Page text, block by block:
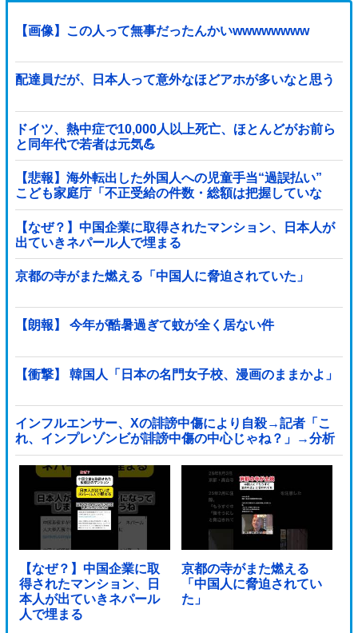
【画像】この人って無事だったんかいwwwwwwww
配達員だが、日本人って意外なほどアホが多いなと思う
ドイツ、熱中症で10,000人以上死亡、ほとんどがお前ら
と同年代で若者は元気💪
【悲報】海外転出した外国人への児童手当“過誤払い”
こども家庭庁「不正受給の件数・総額は把握していな
い」
【なぜ？】中国企業に取得されたマンション、日本人が
出ていきネパール人で埋まる
京都の寺がまた燃える「中国人に脅迫されていた」
【朗報】 今年が酷暑過ぎて蚊が全く居ない件
【衝撃】 韓国人「日本の名門女子校、漫画のままかよ」
インフルエンサー、Xの誹謗中傷により自殺→記者「こ
れ、インプレゾンビが誹謗中傷の中心じゃね？」→分析
していくとヤバイ真実が浮かび上がる他
【なぜ？】中国企業に取
得されたマンション、日
本人が出ていきネパール
人で埋まる
京都の寺がまた燃える
「中国人に脅迫されてい
た」